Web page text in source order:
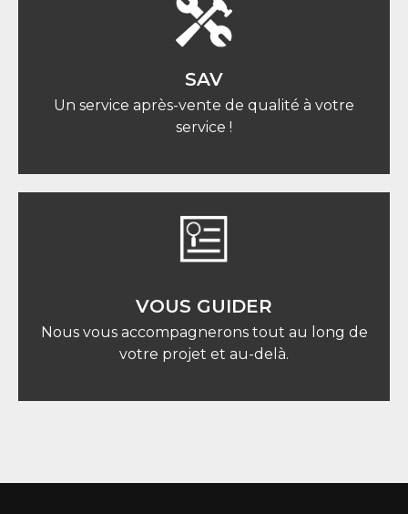
SAV
Un service après-vente de qualité à votre
service !
VOUS GUIDER
Nous vous accompagnerons tout au long de
votre projet et au-delà.